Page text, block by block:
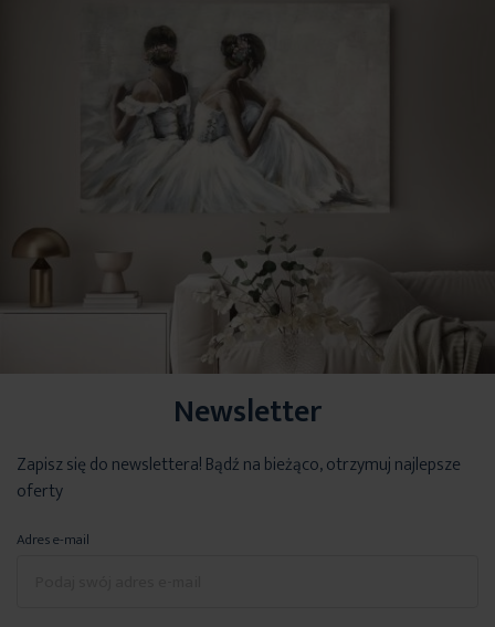
Newsletter
Zapisz się do newslettera! Bądź na bieżąco, otrzymuj najlepsze
oferty
Adres e-mail